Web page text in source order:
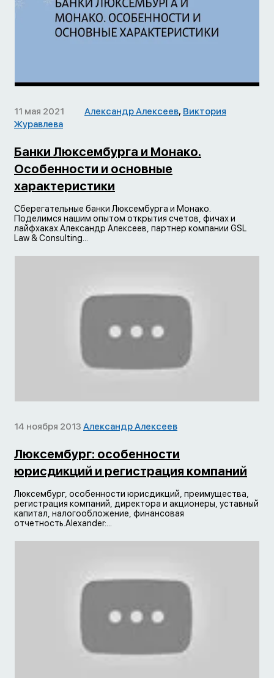
11 мая 2021 Александр Алексеев, Виктория
Журавлева
Банки Люксембурга и Монако.
Особенности и основные
характеристики
Сберегательные банки Люксембурга и Монако.
Поделимся нашим опытом открытия счетов, фичах и
лайфхаках.Александр Алексеев, партнер компании GSL
Law & Consulting...
14 ноября 2013 Александр Алексеев
Люксембург: особенности
юрисдикций и регистрация компаний
Люксембург, особенности юрисдикций, преимущества,
регистрация компаний, директора и акционеры, уставный
капитал, налогообложение, финансовая
отчетность.Alexander:...